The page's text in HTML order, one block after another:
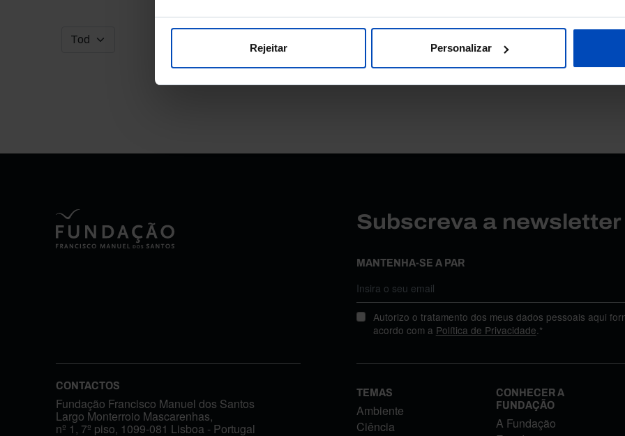
Rejeitar Personalizar
Subscreva a
MANTENHA-SE A PAR
Autorizo o tratamento dos meus dados pessoais aqui
acordo com a Política de Privacidade.*
CONTACTOS
Fundação Francisco Manuel dos Santos
Largo Monterroio Mascarenhas,
nº 1, 7º piso, 1099-081 Lisboa - Portugal
TEMAS
Ambiente
Ciência
CONHECER A
FUNDAÇÃO
A Fundação